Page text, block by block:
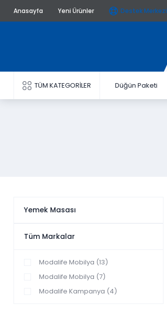
Anasayfa Yeni Ürünler Destek Merkezi
TÜM KATEGORİLER Düğün Paketi
Yemek Masası
Tüm Markalar
Modalife Mobilya (13)
Modalife Mobilya (7)
Modalife Kampanya (4)